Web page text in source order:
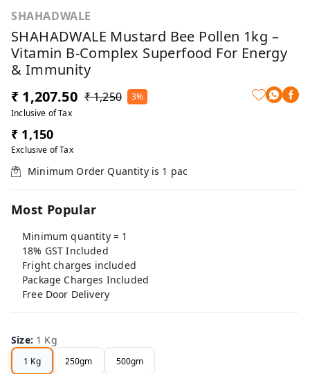
SHAHADWALE
SHAHADWALE Mustard Bee Pollen 1kg –
Vitamin B-Complex Superfood For Energy
& Immunity
₹ 1,207.50 ₹ 1,250
3%
Inclusive of Tax
₹ 1,150
Exclusive of Tax
Minimum Order Quantity is 1 pac
Most Popular
Minimum quantity = 1
18% GST Included
Fright charges included
Package Charges Included
Free Door Delivery
Size: 1 Kg
1 Kg 250gm 500gm